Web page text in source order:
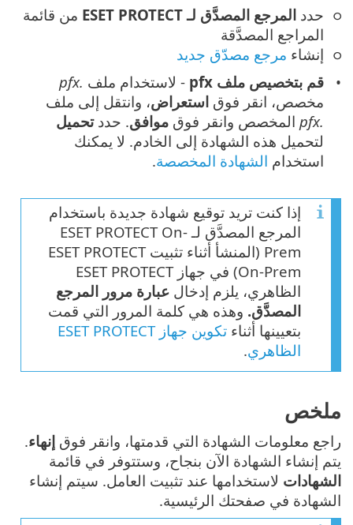
حددالمرجع المصدَّق لـ ESET PROTECT
من قائمة
المراجع المصدَّقة
إنشاء مرجع مصدّق جديد
قم بتخصيص ملف pfx
- لاستخدام ملف .pfx
مخصص، انقر فوقاستعراض، وانتقل إلى ملف
.pfx
المخصص وانقر فوقموافق. حددتحميل
لتحميل هذه الشهادة إلى الخادم. لا يمكنك
استخدام الشهادة المخصصة.
إذا كنت تريد توقيع شهادة جديدة باستخدام
المرجع المصدَّق لـ ESET PROTECT On-
Prem (المنشأ أثناء تثبيت ESET PROTECT
On-Prem) في جهاز ESET PROTECT
الظاهري، يلزم إدخال عبارة مرور المرجع
المصدَّق. وهذه هي كلمة المرور التي قمت
بتعيينها أثناء
تكوين جهاز ESET PROTECT
الظاهري.
ملخص
راجع معلومات الشهادة التي قدمتها، وانقر فوق إنهاء.
يتم إنشاء الشهادة الآن بنجاح، وستتوفر في قائمة
الشهادات لاستخدامها عند تثبيت العامل. سيتم إنشاء
الشهادة في صفحتك الرئيسية.